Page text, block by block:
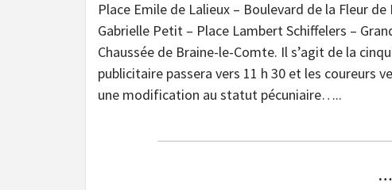
Place Emile de Lalieux – Boulevard de la Fleur
Gabrielle Petit – Place Lambert Schiffelers –
Chaussée de Braine-le-Comte. Il s’agit de la
publicitaire passera vers 11 h 30 et les coureurs
une modification au statut pécuniaire…..